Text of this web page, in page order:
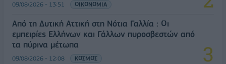
09/08/2026 - 13:51 ΟΙΚΟΝΟΜΙΑ
Από τη Δυτική Αττική στη Νότια Γαλλία : Οι
εμπειρίες Ελλήνων και Γάλλων πυροσβεστών από
τα πύρινα μέτωπα
09/08/2026 - 12:08 ΚΟΣΜΟΣ